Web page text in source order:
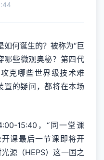
何诞生的？被称为“巨
哪些微观奥秘？第四代
克哪些世界级技术难
置的疑问，都将在本场
15:40，“同一堂课
课最后一节课即将开
源（HEPS）这一国之